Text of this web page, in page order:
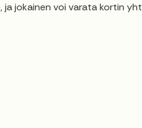
jokainen voi varata kortin